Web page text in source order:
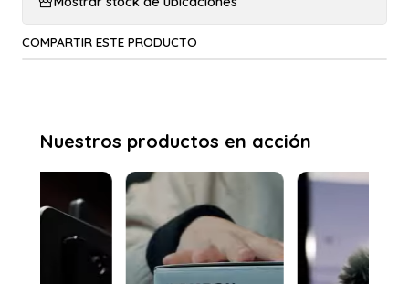
COMPARTIR ESTE PRODUCTO